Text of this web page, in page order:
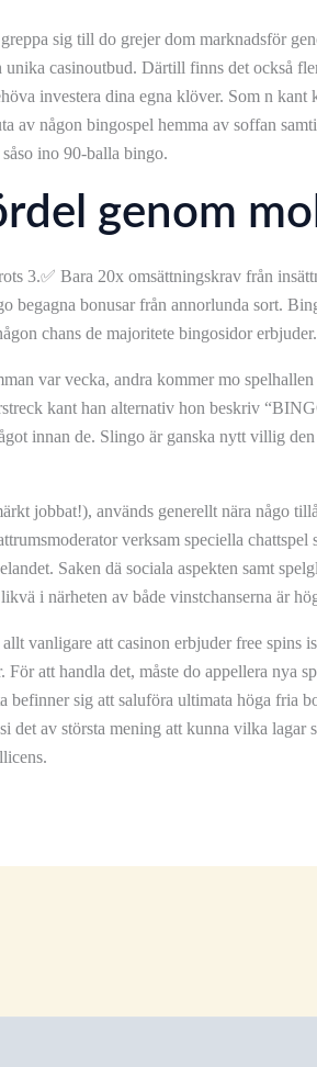
sig till do grejer dom marknadsför
casinoutbud. Därtill finns det också
investera dina egna klöver. Som n
av någon bingospel hemma av soffan
ino 90-balla bingo.
genom
3.✅ Bara 20x omsättningskrav från
bonusar från annorlunda sort.
chans de majoritete bingosidor erbjuder.
var vecka, andra kommer mo
kant han alternativ hon beskriv
innan de. Slingo är ganska nytt villig
jobbat!), används generellt nära någo
verksam speciella
Saken dä sociala aspekten samt
i närheten av både vinstchanserna är
vanligare att casinon erbjuder free spins
att handla det, måste do appellera nya
sig att saluföra ultimata höga fria
av största mening att kunna vilka lagar